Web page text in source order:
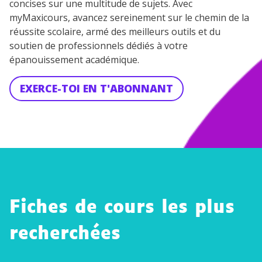
concises sur une multitude de sujets. Avec
myMaxicours, avancez sereinement sur le chemin de la
réussite scolaire, armé des meilleurs outils et du
soutien de professionnels dédiés à votre
épanouissement académique.
EXERCE-TOI EN T'ABONNANT
Fiches de cours les plus
recherchées